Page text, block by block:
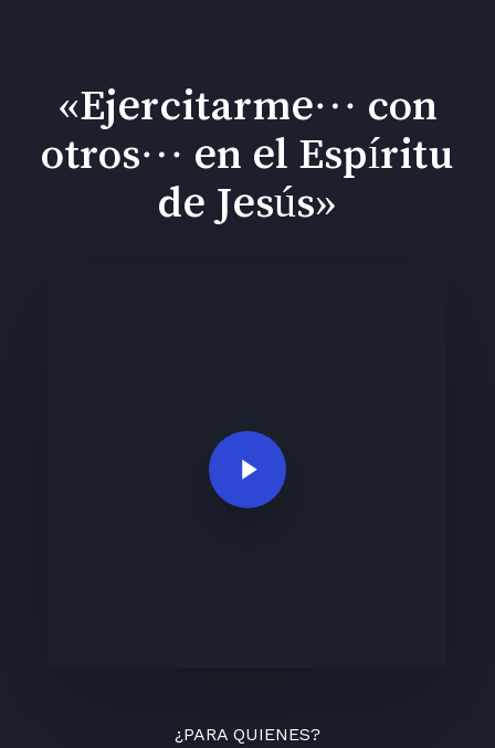
«Ejercitarme… con
otros… en el Espíritu
de Jesús»
Play Video
¿PARA QUIENES?